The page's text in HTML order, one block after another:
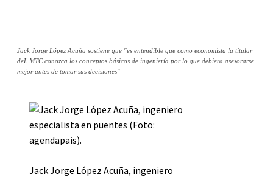
Jack Jorge López Acuña sostiene que "es entendible que como economista la titular
deL MTC conozca los conceptos básicos de ingeniería por lo que debiera asesorarse
mejor antes de tomar sus decisiones"
Jack Jorge López Acuña, ingeniero